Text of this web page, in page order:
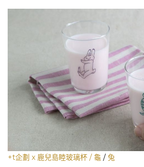
+t企劃 x 鹿兒島睦玻璃杯 / 龜 / 兔